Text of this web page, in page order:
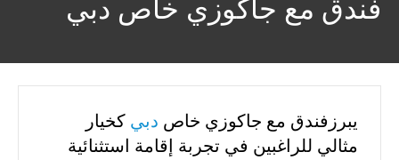
فندق مع جاكوزي خاص دبي
يبرزفندق مع جاكوزي خاص دبي كخيار
مثالي للراغبين في تجربة إقامة استثنائية